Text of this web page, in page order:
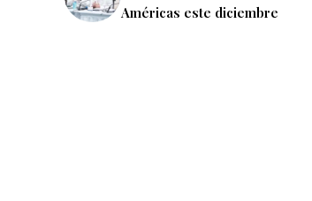
Américas este diciembre